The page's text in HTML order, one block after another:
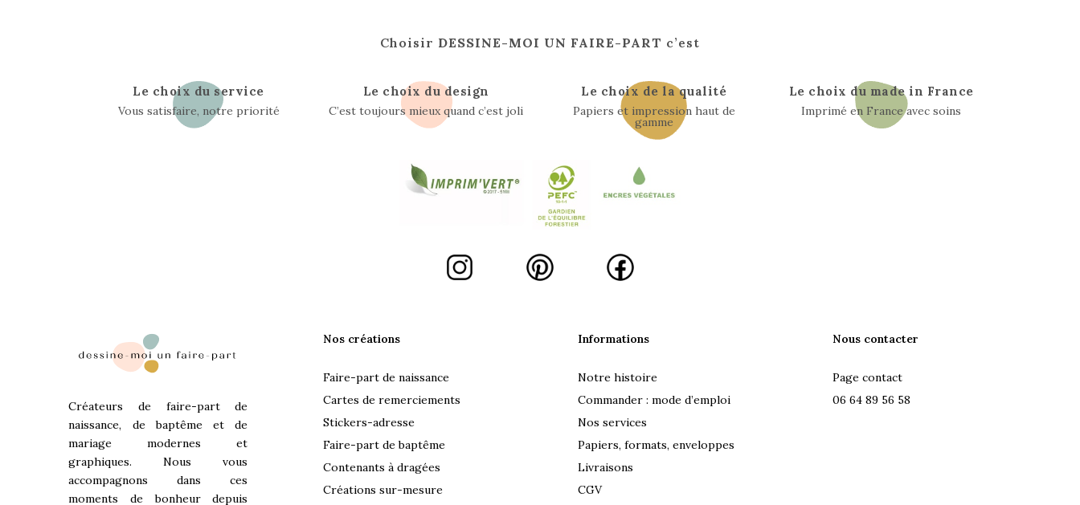
Choisir DESSINE-MOI UN FAIRE-PART c’est
Le choix du service
Vous satisfaire, notre priorité
Le choix du design
C’est toujours mieux quand c’est joli
Le choix de la qualité
Papiers et impression haut de
gamme
Le choix du made in France
Imprimé en France avec soins
Créateurs de faire-part de
naissance, de baptême et de
mariage modernes et
graphiques. Nous vous
accompagnons dans ces
moments de bonheur depuis
Nos créations
Faire-part de naissance
Cartes de remerciements
Stickers-adresse
Faire-part de baptême
Contenants à dragées
Créations sur-mesure
Informations
Notre histoire
Commander : mode d’emploi
Nos services
Papiers, formats, enveloppes
Livraisons
CGV
Nous contacter
Page contact
06 64 89 56 58